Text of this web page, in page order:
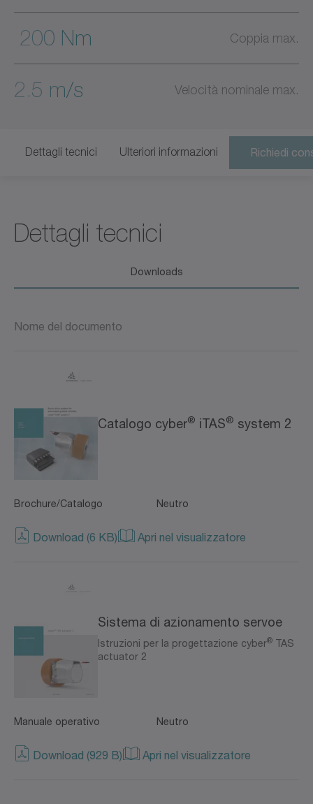
200 Nm Coppia max.
2.5 m/s Velocità nominale max.
Dettagli tecnici Ulteriori informazioni Richiedi
Dettagli tecnici
Downloads
Nome del documento
Catalogo cyber® iTAS® system 2
Brochure/Catalogo Neutro
Download (6 KB) Apri nel visualizzatore
Sistema di azionamento servoe
Istruzioni per la progettazione cyber® TAS
actuator 2
Manuale operativo Neutro
Download (929 B) Apri nel visualizzatore